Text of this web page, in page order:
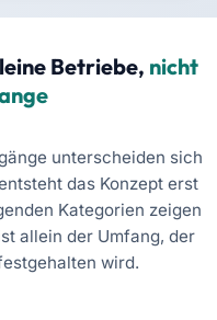
Betriebe, nicht
unterscheiden sich
das Konzept erst
Kategorien zeigen
allein der Umfang, der
wird.